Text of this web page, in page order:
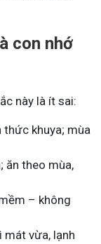
con nhớ
này là ít sai:
thức khuya; mùa
ăn theo mùa,
– không
vừa, lạnh